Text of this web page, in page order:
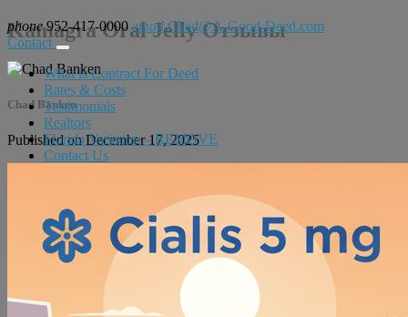
phone 952-417-0000email Chad@A-Good-Deed.com
Contact
What is Contract For Deed
Rates & Costs
Testimonials
Realtors
Florida Variation – REMOVE
Contact Us
Kamagra Oral Jelly Отзывы
Chad Banken
Published on December 17, 2025